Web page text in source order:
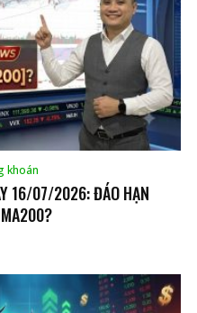
khoán
16/07/2026: ĐÁO HẠN